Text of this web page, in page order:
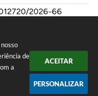
de
a
ACEITAR
PERSONALIZAR
2026-66